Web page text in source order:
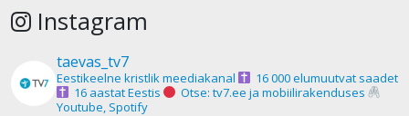
Instagram
taevas_tv7
Eestikeelne kristlik meediakanal
16 000 elumuutvat saadet
16 aastat Eestis
Otse: tv7.ee ja mobiilirakenduses
Youtube, Spotify